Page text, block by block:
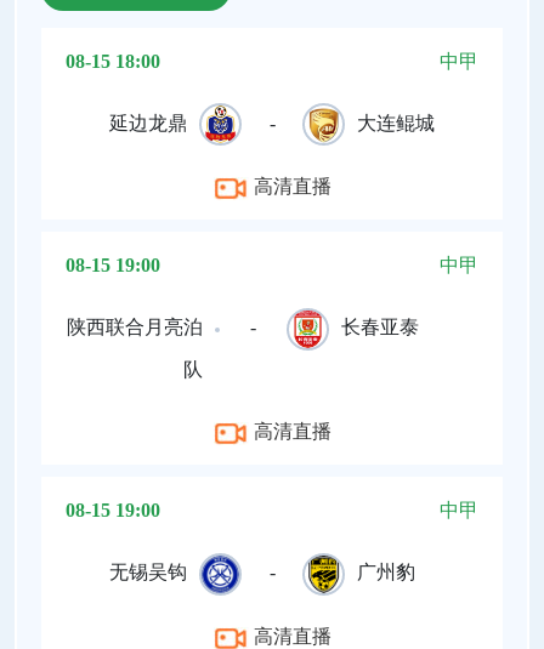
08-15 18:00 中甲
延边龙鼎 - 大连鲲城
高清直播
08-15 19:00 中甲
陕西联合月亮泊
队
- 长春亚泰
高清直播
08-15 19:00 中甲
无锡吴钩 - 广州豹
高清直播